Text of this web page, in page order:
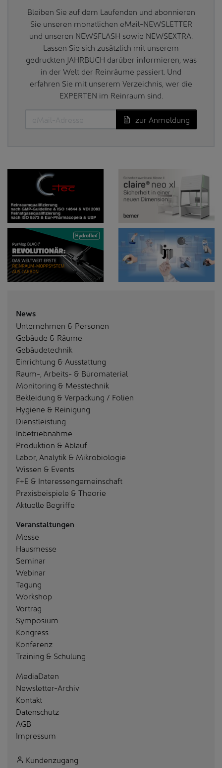
Bleiben Sie auf dem Laufenden und abonnieren
Sie unseren monatlichen eMail-NEWSLETTER
und unseren NEWSFLASH sowie NEWSEXTRA.
Lassen Sie sich zusätzlich mit unserem
gedruckten JAHRBUCH darüber informieren, was
in der Welt der Reinräume passiert. Und
erfahren Sie mit unserem Verzeichnis, wer die
EXPERTEN im Reinraum sind.
zur Anmeldung
News
Unternehmen & Personen
Gebäude & Räume
Gebäudetechnik
Einrichtung & Ausstattung
Raum-, Arbeits- & Büromaterial
Monitoring & Messtechnik
Bekleidung & Verpackung / Folien
Hygiene & Reinigung
Dienstleistung
Inbetriebnahme
Produktion & Ablauf
Labor, Analytik & Mikrobiologie
Wissen & Events
F+E & Interessengemeinschaft
Praxisbeispiele & Theorie
Aktuelle Begriffe
Veranstaltungen
Messe
Hausmesse
Seminar
Webinar
Tagung
Workshop
Vortrag
Symposium
Kongress
Konferenz
Training & Schulung
MediaDaten
Newsletter-Archiv
Kontakt
Datenschutz
AGB
Impressum
Kundenzugang